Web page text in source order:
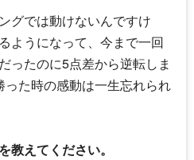
グでは動けないんですけ
ようになって、今まで一回
ったのに5点差から逆転しま
った時の感動は一生忘れられ
えてください。